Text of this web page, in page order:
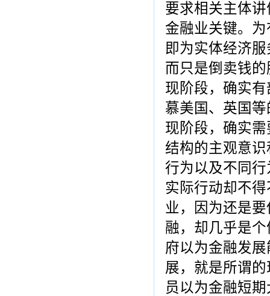
要求相关主体
金融业关键。
即为实体经济
而只是倒卖钱
现阶段，确实
慕美国、英国
现阶段，确实
结构的主观意
行为以及不同
实际行动却不
业，因为还是
融，却几乎是
府以为金融发
展，就是所谓
员以为金融短